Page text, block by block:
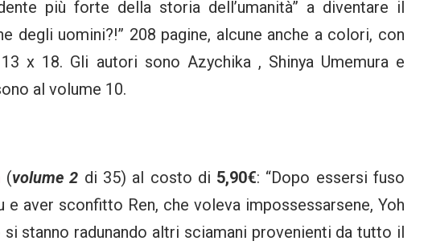
più forte della storia dell’umanità” a diventare il
degli uomini?!” 208 pagine, alcune anche a colori, con
x 18. Gli autori sono Azychika , Shinya Umemura e
al volume 10.
(volume 2 di 35) al costo di 5,90€: “Dopo essersi fuso
aver sconfitto Ren, che voleva impossessarsene, Yoh
stanno radunando altri sciamani provenienti da tutto il